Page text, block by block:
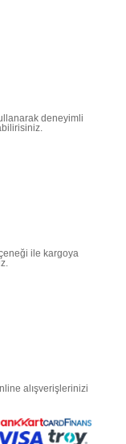
deneyimli
ile kargoya
alışverişlerinizi